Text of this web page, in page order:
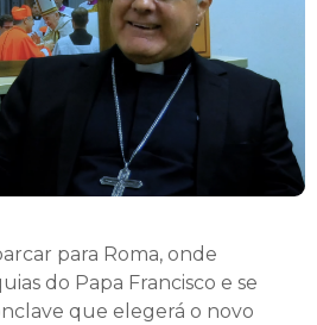
para Roma, onde
do Papa Francisco e se
que elegerá o novo